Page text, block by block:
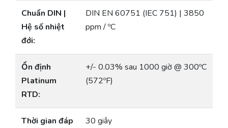
Chuẩn DIN |
Hệ số nhiệt
đới:
DIN EN 60751 (IEC 751) | 3850
ppm / ºC
Ổn định
Platinum
RTD:
+/- 0.03% sau 1000 giờ @ 300ºC
(572ºF)
Thời gian đáp
30 giây